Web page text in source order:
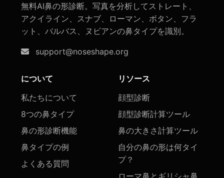
無料AI鼻の形診断。写真を分析してストレート、
アクイライン、スナブ、ローマン、ボタン、フラ
ット、バルバス、ヌビアンの鼻タイプを識別。
support@noseshape.org
について
私たちについて
8つの鼻タイプ
鼻の形診断機能
鼻タイプの例
よくある質問
リソース
顔型診断
顔型診断計算ツール
鼻の大きさ計算ツール
自分の鼻の形は何タイ
プ？
ローマ鼻とギリシャ鼻